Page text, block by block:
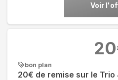
Voir
bon plan
20€ de remise sur le Trio
20